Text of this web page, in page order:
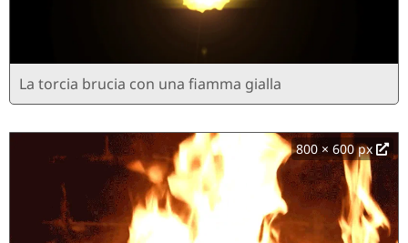
La torcia brucia con una fiamma gialla
800 × 600 px